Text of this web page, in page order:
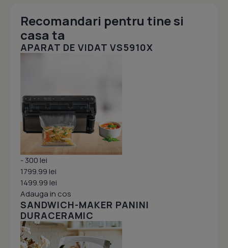
Recomandari pentru tine si
casa ta
APARAT DE VIDAT VS5910X
- 300 lei
1799.99 lei
1499.99 lei
Adauga in cos
SANDWICH-MAKER PANINI
DURACERAMIC